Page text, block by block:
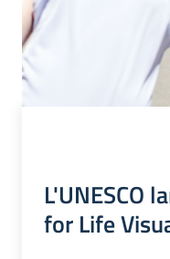
L'UNESCO
for Life